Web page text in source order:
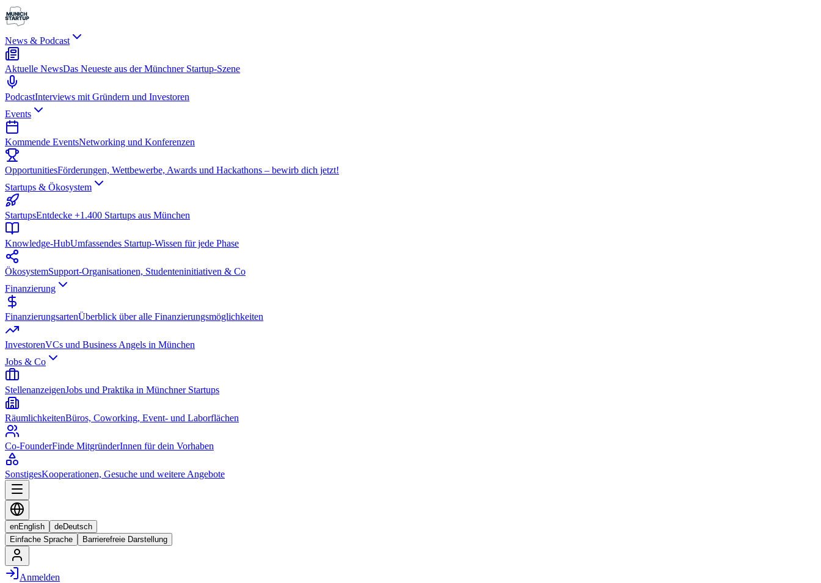
News & Podcast
Aktuelle NewsDas Neueste aus der Münchner Startup-Szene
PodcastInterviews mit Gründern und Investoren
Events
Kommende EventsNetworking und Konferenzen
OpportunitiesFörderungen, Wettbewerbe, Awards und Hackathons – bewirb dich jetzt!
Startups & Ökosystem
StartupsEntdecke +1.400 Startups aus München
Knowledge-HubUmfassendes Startup-Wissen für jede Phase
ÖkosystemSupport-Organisationen, Studenteninitiativen & Co
Finanzierung
FinanzierungsartenÜberblick über alle Finanzierungsmöglichkeiten
InvestorenVCs und Business Angels in München
Jobs & Co
StellenanzeigenJobs und Praktika in Münchner Startups
RäumlichkeitenBüros, Coworking, Event- und Laborflächen
Co-FounderFinde MitgründerInnen für dein Vorhaben
SonstigesKooperationen, Gesuche und weitere Angebote
enEnglish deDeutsch
Einfache Sprache
Barrierefreie Darstellung
Anmelden